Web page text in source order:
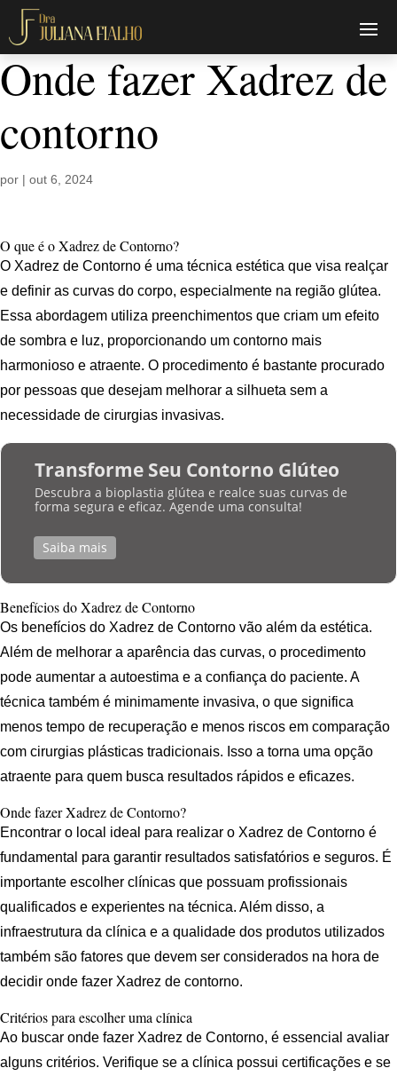
Onde fazer Xadrez de
contorno
por | out 6, 2024
O que é o Xadrez de Contorno?
O Xadrez de Contorno é uma técnica estética que visa realçar
e definir as curvas do corpo, especialmente na região glútea.
Essa abordagem utiliza preenchimentos que criam um efeito
de sombra e luz, proporcionando um contorno mais
harmonioso e atraente. O procedimento é bastante procurado
por pessoas que desejam melhorar a silhueta sem a
necessidade de cirurgias invasivas.
Transforme Seu Contorno Glúteo
Descubra a bioplastia glútea e realce suas curvas de
forma segura e eficaz. Agende uma consulta!
Saiba mais
Benefícios do Xadrez de Contorno
Os benefícios do Xadrez de Contorno vão além da estética.
Além de melhorar a aparência das curvas, o procedimento
pode aumentar a autoestima e a confiança do paciente. A
técnica também é minimamente invasiva, o que significa
menos tempo de recuperação e menos riscos em comparação
com cirurgias plásticas tradicionais. Isso a torna uma opção
atraente para quem busca resultados rápidos e eficazes.
Onde fazer Xadrez de Contorno?
Encontrar o local ideal para realizar o Xadrez de Contorno é
fundamental para garantir resultados satisfatórios e seguros. É
importante escolher clínicas que possuam profissionais
qualificados e experientes na técnica. Além disso, a
infraestrutura da clínica e a qualidade dos produtos utilizados
também são fatores que devem ser considerados na hora de
decidir onde fazer Xadrez de contorno.
Critérios para escolher uma clínica
Ao buscar onde fazer Xadrez de Contorno, é essencial avaliar
alguns critérios. Verifique se a clínica possui certificações e se